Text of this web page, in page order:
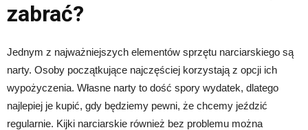
zabrać?
Jednym z najważniejszych elementów sprzętu narciarskiego są
narty. Osoby początkujące najczęściej korzystają z opcji ich
wypożyczenia. Własne narty to dość spory wydatek, dlatego
najlepiej je kupić, gdy będziemy pewni, że chcemy jeździć
regularnie. Kijki narciarskie również bez problemu można